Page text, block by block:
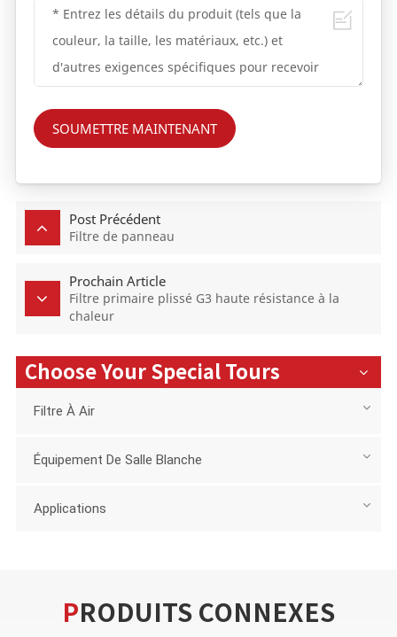
SOUMETTRE MAINTENANT
Post Précédent
Filtre de panneau
Prochain Article
Filtre primaire plissé G3 haute résistance à la
chaleur
Choose Your Special Tours
Filtre À Air
Équipement De Salle Blanche
Applications
PRODUITS CONNEXES